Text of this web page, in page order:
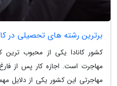
برترین رشته های تحصیلی در
کشور کانادا یکی از محبوب
مهاجرت است. اجازه کار پس از
مهاجرتی این کشور یکی از دلایل